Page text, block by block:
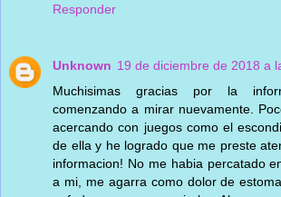
Responder
Unknown 19 de diciembre de 2018 a
Muchisimas gracias por la
comenzando a mirar nuevamente.
acercando con juegos como el
de ella y he logrado que me preste
informacion! No me habia percatado
a mi, me agarra como dolor de